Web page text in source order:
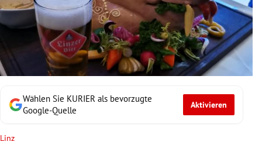
Untermenü
Untermenü
Wählen Sie KURIER als bevorzugte
Google-Quelle
Aktivieren
Linz